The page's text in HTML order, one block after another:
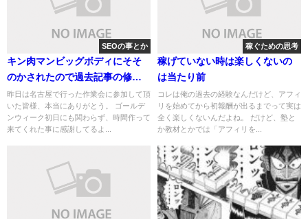
SEOの事とか
キン肉マンビッグボディにそそ
のかされたので過去記事の修正
で１位を狙ってみる。
昨日は名古屋で行った作業会に参加して頂
いた皆様、本当にありがとう。 ゴールデ
ンウィーク初日にも関わらず、時間作って
来てくれた事に感謝してるよ...
稼ぐための思考
稼げていない時は楽しくないの
は当たり前
コレは俺の過去の経験なんだけど、アフィ
リを始めてから初報酬が出るまでって実は
全く楽しくないんだよね。 だけど、塾と
か教材とかでは「アフィリを...